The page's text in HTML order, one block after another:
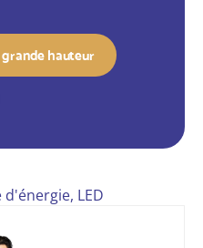
hauteur
d'énergie, LED